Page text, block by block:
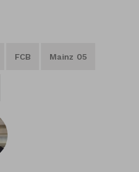
FCB Mainz 05